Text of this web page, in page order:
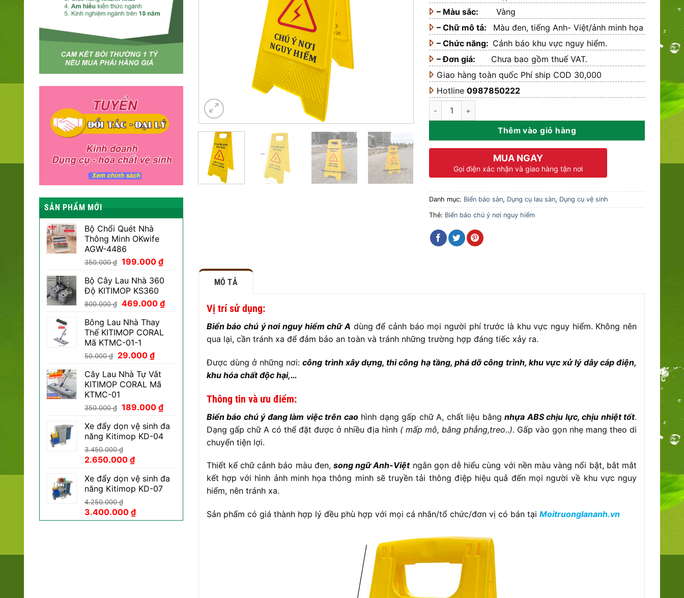
SẢN PHẨM MỚI
Bộ Chổi Quét Nhà
Thông Minh OKwife
AGW-4486
350.000₫ Giá
là:
350.000 ₫.
199.000 ₫Giá
tại
199.000 ₫.
Bộ Cây Lau Nhà 360
Độ KITIMOP KS360
800.000₫ Giá
là:
800.000 ₫.
469.000 ₫Giá
Bông Lau Nhà Thay
Thế KITIMOP CORAL
Mã KTMC-01-1
50.000₫
Giá
là:
50.000 ₫.
29.000 ₫Giá
tại
là:
Cây Lau Nhà Tự Vắt
KITIMOP CORAL Mã
KTMC-01
350.000₫ Giá
là:
350.000 ₫.
189.000 ₫Giá
tại
là:
Xe đẩy dọn vệ sinh đa
năng Kitimop KD-04
3.450.000₫
Giá
là:
3.450.000 ₫.
2.650.000 ₫Giá
tại
là:
Xe đẩy dọn vệ sinh đa
năng Kitimop KD-07
4.250.000₫
Giá
gốc
3.400.000 ₫Giá
hiện
– Màu sắc: Vàng
– Chữ mô tả:
Màu đen, tiếng Anh- Việt/ảnh minh họa
– Chức năng: Cảnh báo khu vực nguy hiểm.
– Đơn giá:
Chưa bao gồm thuế VAT.
Giao hàng toàn quốc Phí ship COD 30,000
Hotline0987850222
Biển báo chú ý nơi nguy hiểm (B-141) số lượng
Thêm vào giỏ hàng
MUA NGAY
Gọi điện xác nhận và giao hàng tận nơi
Danh mục: Biển báo sàn, Dụng cụ lau sàn, Dụng cụ vệ sinh
Thẻ: Biển báo chú ý nơi nguy hiểm
MÔ TẢ
Vị trí sử dụng:
Biển báo chú ý nơi nguy hiểm chữ A dùng để cảnh báo mọi người phí trước là khu vực nguy hiểm. Không nên
qua lại, cần tránh xa để đảm bảo an toàn và tránh những trường hợp đáng tiếc xảy ra.
Được dùng ở những nơi:công trình xây dựng, thi công hạ tầng, phá dỡ công trình, khu vực xử lý dây cáp điện,
khu hóa chất độc hại,…
Thông tin và ưu điểm:
Biển báo chú ý đang làm việc trên caohình dạng gấp chữ A, chất liệu bằng nhựa ABS chịu lực, chịu nhiệt tốt.
Dạng gấp chữ A có thể đặt được ở nhiều địa hình( mấp mô, bằng phẳng,treo..). Gấp vào gọn nhẹ mang theo di
chuyển tiện lợi.
Thiết kế chữ cảnh báo màu đen, song ngữ Anh-Việt ngắn gọn dễ hiểu cùng với nền màu vàng nổi bật, bắt mắt
kết hợp với hình ảnh minh họa thông minh sẽ truyền tải thông điệp hiệu quả đến mọi người về khu vực nguy
hiểm, nên tránh xa.
Sản phẩm có giá thành hợp lý đều phù hợp với mọi cá nhân/tổ chức/đơn vị có bán tại Moitruonglananh.vn